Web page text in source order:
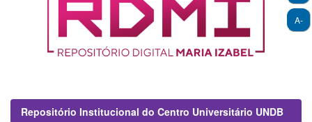
A-
Repositório Institucional do Centro Universitário UNDB